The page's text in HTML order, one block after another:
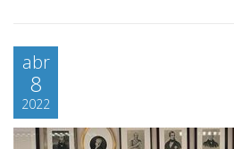
abr
8
2022